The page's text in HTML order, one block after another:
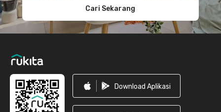
Cari Sekarang
Download Aplikasi